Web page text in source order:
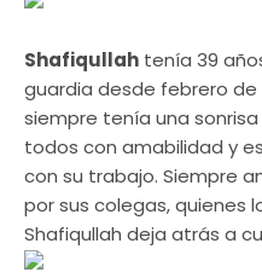
Shafiqullah tenía 39
guardia desde febrero de
siempre tenía una
todos con amabilidad y
con su trabajo. Siempre
por sus colegas, quienes
Shafiqullah deja atrás a